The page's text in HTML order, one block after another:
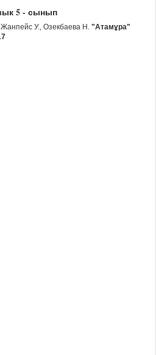
5 - сынып
Жанпейс У., Озекбаева Н. "Атамұра"